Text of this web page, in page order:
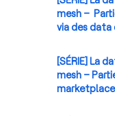
mesh –
via des
[SÉRIE] La
mesh –
marketplace